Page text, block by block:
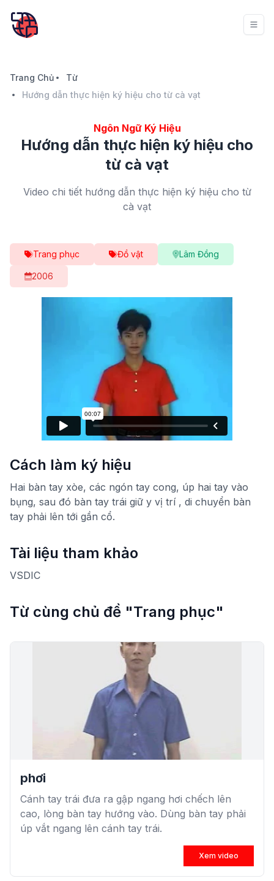
Trang Chủ
Từ
Hướng dẫn thực hiện ký hiệu cho từ cà vạt
Ngôn Ngữ Ký Hiệu
Hướng dẫn thực hiện ký hiệu cho
từ cà vạt
Video chi tiết hướng dẫn thực hiện ký hiệu cho từ
cà vạt
Trang phục Đồ vật Lâm Đồng
2006
Cách làm ký hiệu
Hai bàn tay xòe, các ngón tay cong, úp hai tay vào
bụng, sau đó bàn tay trái giữ y vị trí , di chuyển bàn
tay phải lên tới gần cổ.
Tài liệu tham khảo
VSDIC
Từ cùng chủ đề "Trang phục"
phơi
Cánh tay trái đưa ra gập ngang hơi chếch lên
cao, lòng bàn tay hướng vào. Dùng bàn tay phải
úp vắt ngang lên cánh tay trái.
Xem video